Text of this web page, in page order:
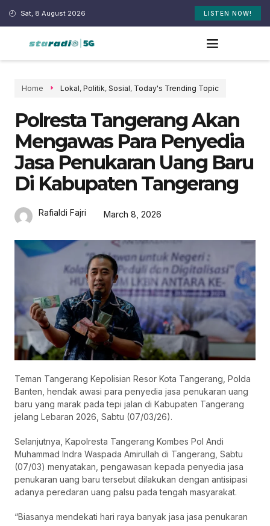
Sat, 8 August 2026 LISTEN NOW!
Home Lokal, Politik, Sosial, Today's Trending Topic
Polresta Tangerang Akan
Mengawas Para Penyedia
Jasa Penukaran Uang Baru
Di Kabupaten Tangerang
Rafialdi Fajri March 8, 2026
Teman Tangerang Kepolisian Resor Kota Tangerang, Polda
Banten, hendak awasi para penyedia jasa penukaran uang
baru yang marak pada tepi jalan di Kabupaten Tangerang
jelang Lebaran 2026, Sabtu (07/03/26).
Selanjutnya, Kapolresta Tangerang Kombes Pol Andi
Muhammad Indra Waspada Amirullah di Tangerang, Sabtu
(07/03) menyatakan, pengawasan kepada penyedia jasa
penukaran uang baru tersebut dilakukan dengan antisipasi
adanya peredaran uang palsu pada tengah masyarakat.
“Biasanya mendekati hari raya banyak jasa jasa penukaran